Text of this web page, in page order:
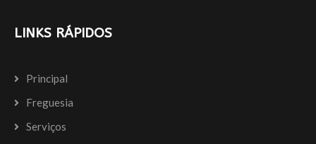
LINKS RÁPIDOS
Principal
Freguesia
Serviços